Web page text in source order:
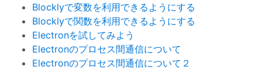
Blocklyで変数を利用できるようにする
Blocklyで関数を利用できるようにする
Electronを試してみよう
Electronのプロセス間通信について
Electronのプロセス間通信について２